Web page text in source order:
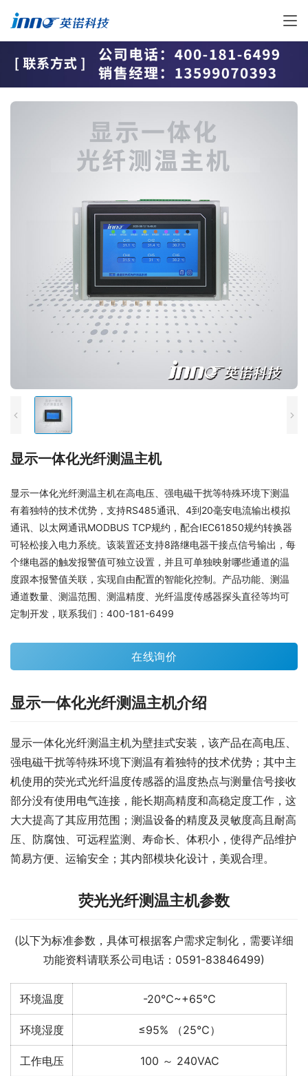
显示一体化光纤测温主机
显示一体化光纤测温主机在高电压、强电磁干扰等特殊环境下测温
有着独特的技术优势，支持RS485通讯、4到20毫安电流输出模拟
通讯、以太网通讯MODBUS TCP规约，配合IEC61850规约转换器
可轻松接入电力系统。该装置还支持8路继电器干接点信号输出，每
个继电器的触发报警值可独立设置，并且可单独映射哪些通道的温
度跟本报警值关联，实现自由配置的智能化控制。产品功能、测温
通道数量、测温范围、测温精度、光纤温度传感器探头直径等均可
定制开发，联系我们：400-181-6499
在线询价
显示一体化光纤测温主机介绍
显示一体化光纤测温主机为壁挂式安装，该产品在高电压、
强电磁干扰等特殊环境下测温有着独特的技术优势；其中主
机使用的荧光式光纤温度传感器的温度热点与测量信号接收
部分没有使用电气连接，能长期高精度和高稳定度工作，这
大大提高了其应用范围；测温设备的精度及灵敏度高且耐高
压、防腐蚀、可远程监测、寿命长、体积小，使得产品维护
简易方便、运输安全；其内部模块化设计，美观合理。
荧光光纤测温主机参数
(以下为标准参数，具体可根据客户需求定制化，需要详细
功能资料请联系公司电话：0591-83846499)
环境温度 -20℃~+65℃
环境湿度 ≤95% （25℃）
工作电压 100 ～ 240VAC